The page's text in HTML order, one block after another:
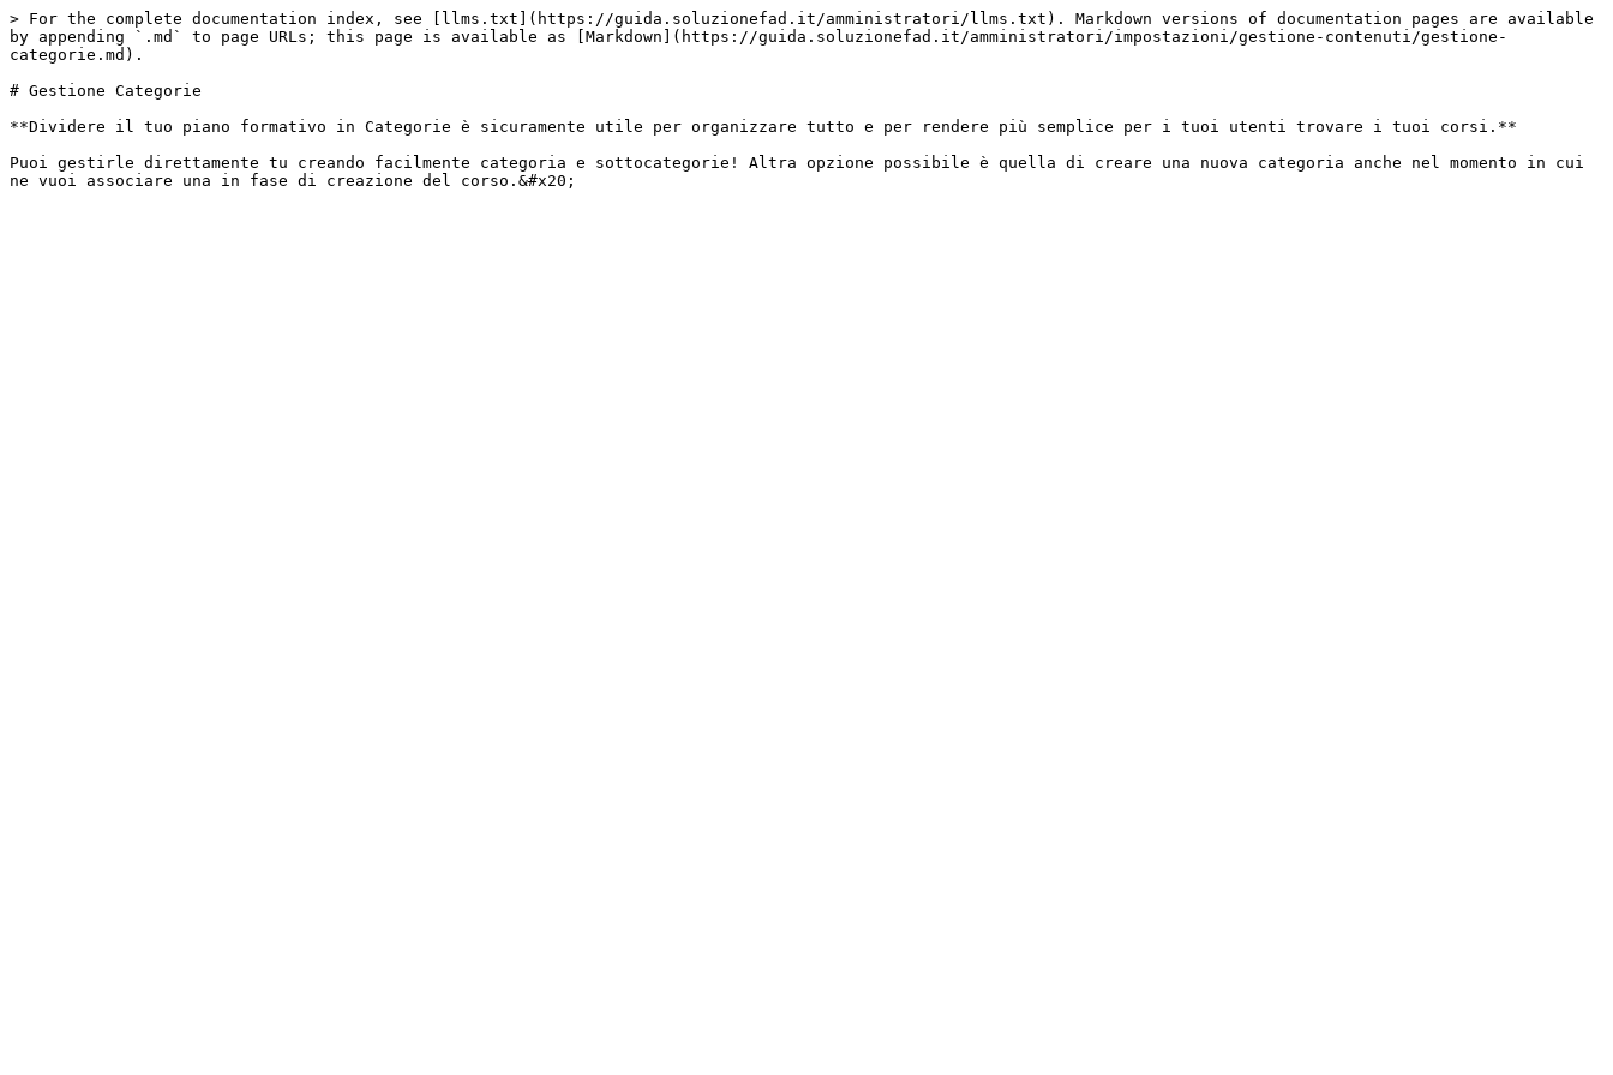
> For the complete documentation index, see [llms.txt](https://guida.soluzionefad.it/amministratori/llms.txt). Markdown versions of documentation pages are available
by appending `.md` to page URLs; this page is available as [Markdown](https://guida.soluzionefad.it/amministratori/impostazioni/gestione-contenuti/gestione-
categorie.md).
# Gestione Categorie
**Dividere il tuo piano formativo in Categorie è sicuramente utile per organizzare tutto e per rendere più semplice per i tuoi utenti trovare i tuoi corsi.**
Puoi gestirle direttamente tu creando facilmente categoria e sottocategorie! Altra opzione possibile è quella di creare una nuova categoria anche nel momento in cui